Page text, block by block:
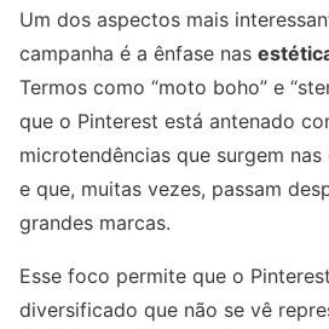
Um dos aspectos mais
campanha é a ênfase nas
Termos como “moto boho” e
que o Pinterest está antenado
microtendências que surgem
e que, muitas vezes, passam
grandes marcas.
Esse foco permite que o
diversificado que não se vê